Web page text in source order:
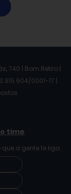
740 | Bom Retiro |
0001-17 |
time
que a gente te liga.